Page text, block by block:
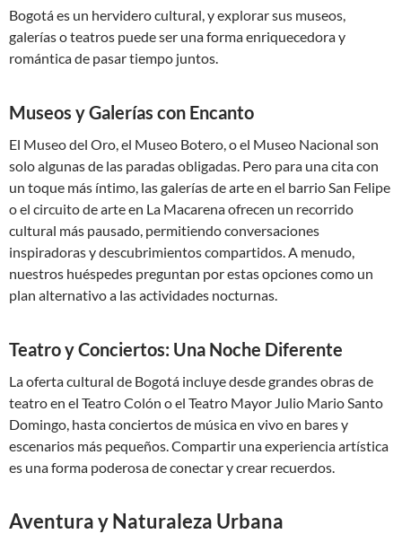
Bogotá es un hervidero cultural, y explorar sus museos,
galerías o teatros puede ser una forma enriquecedora y
romántica de pasar tiempo juntos.
Museos y Galerías con Encanto
El Museo del Oro, el Museo Botero, o el Museo Nacional son
solo algunas de las paradas obligadas. Pero para una cita con
un toque más íntimo, las galerías de arte en el barrio San Felipe
o el circuito de arte en La Macarena ofrecen un recorrido
cultural más pausado, permitiendo conversaciones
inspiradoras y descubrimientos compartidos. A menudo,
nuestros huéspedes preguntan por estas opciones como un
plan alternativo a las actividades nocturnas.
Teatro y Conciertos: Una Noche Diferente
La oferta cultural de Bogotá incluye desde grandes obras de
teatro en el Teatro Colón o el Teatro Mayor Julio Mario Santo
Domingo, hasta conciertos de música en vivo en bares y
escenarios más pequeños. Compartir una experiencia artística
es una forma poderosa de conectar y crear recuerdos.
Aventura y Naturaleza Urbana